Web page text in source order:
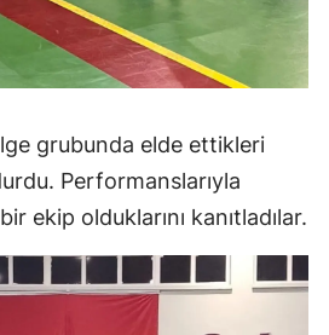
grubunda elde ettikleri
Performanslarıyla
ekip olduklarını kanıtladılar.